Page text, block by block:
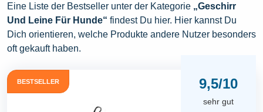
Eine Liste der Bestseller unter der Kategorie „Geschirr
Und Leine Für Hunde“ findest Du hier. Hier kannst Du
Dich orientieren, welche Produkte andere Nutzer besonders
oft gekauft haben.
BESTSELLER 9,5/10
sehr gut